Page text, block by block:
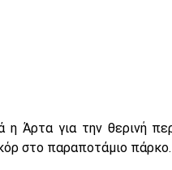
Άρτα για την θερινή
στο παραποτάμιο πάρκο.